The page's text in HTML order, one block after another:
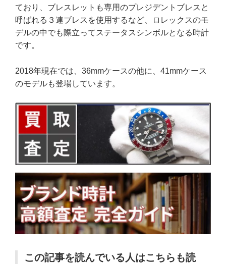
ており、ブレスレットも専用のプレジデントブレスと
呼ばれる３連ブレスを使用するなど、ロレックスのモ
デルの中でも際立ってステータスシンボルとなる時計
です。
2018年現在では、36mmケースの他に、41mmケース
のモデルも登場しています。
この記事を読んでいる人はこちらも読